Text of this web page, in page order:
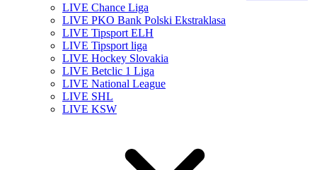
LIVE Chance Liga
LIVE PKO Bank Polski Ekstraklasa
LIVE Tipsport ELH
LIVE Tipsport liga
LIVE Hockey Slovakia
LIVE Betclic 1 Liga
LIVE National League
LIVE SHL
LIVE KSW